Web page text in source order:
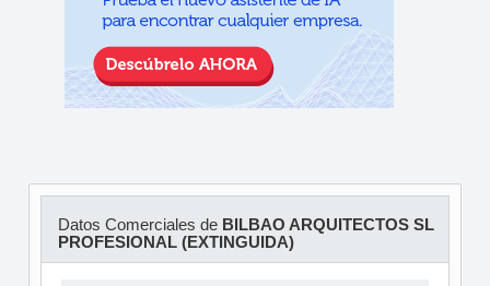
Datos Comerciales de BILBAO ARQUITECTOS SL
PROFESIONAL (EXTINGUIDA)